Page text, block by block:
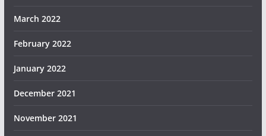
March 2022
February 2022
January 2022
December 2021
November 2021